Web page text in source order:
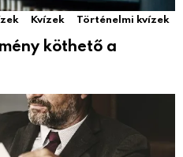
Kvízek Történelmi kvízek
köthető a